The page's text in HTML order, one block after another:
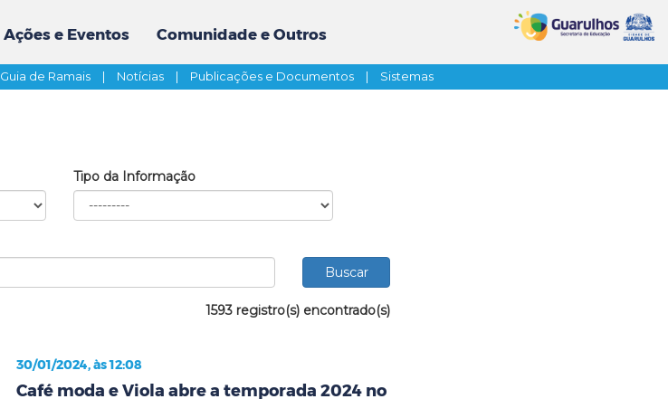
Ações e Eventos Comunidade e Outros
Guia de Ramais | Notícias | Publicações e Documentos | Sistemas
Tipo da Informação
1593 registro(s) encontrado(s)
30/01/2024, às 12:08
Café moda e Viola abre a temporada 2024 no